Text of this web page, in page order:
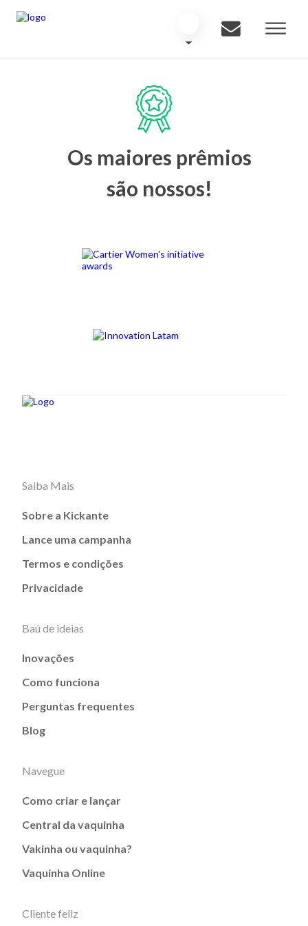
Os maiores prêmios
são nossos!
Saiba Mais
Sobre a Kickante
Lance uma campanha
Termos e condições
Privacidade
Baú de ideias
Inovações
Como funciona
Perguntas frequentes
Blog
Navegue
Como criar e lançar
Central da vaquinha
Vakinha ou vaquinha?
Vaquinha Online
Cliente feliz